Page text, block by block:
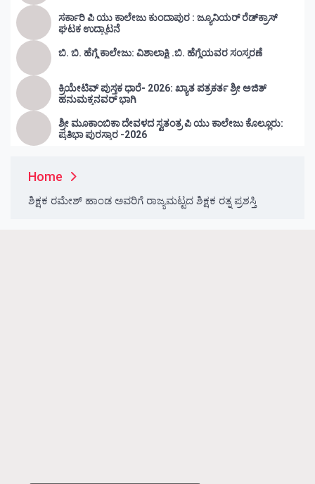
ಸರ್ಕಾರಿ ಪಿ ಯು ಕಾಲೇಜು ಕುಂದಾಪುರ : ಜ್ಯೂನಿಯರ್‌ ರೆಡ್‌ಕ್ರಾಸ್‌
ಘಟಕ ಉದ್ಘಾಟನೆ
ಬಿ. ಬಿ. ಹೆಗ್ಡೆ ಕಾಲೇಜು: ವಿಶಾಲಾಕ್ಷಿ .ಬಿ. ಹೆಗ್ಡೆಯವರ ಸಂಸ್ಮರಣೆ
ಕ್ರಿಯೇಟಿವ್ ಪುಸ್ತಕ ಧಾರೆ- 2026: ಖ್ಯಾತ ಪತ್ರಕರ್ತ ಶ್ರೀ ಅಜಿತ್
ಹನುಮಕ್ಕನವರ್ ಭಾಗಿ
ಶ್ರೀ ಮೂಕಾಂಬಿಕಾ ದೇವಳದ ಸ್ವತಂತ್ರ ಪಿ ಯು ಕಾಲೇಜು ಕೊಲ್ಲೂರು:
ಪ್ರತಿಭಾ ಪುರಸ್ಕಾರ -2026
Home
ಶಿಕ್ಷಕ ರಮೇಶ್ ಹಾಂಡ ಅವರಿಗೆ ರಾಜ್ಯಮಟ್ಟದ ಶಿಕ್ಷಕ ರತ್ನ ಪ್ರಶಸ್ತಿ